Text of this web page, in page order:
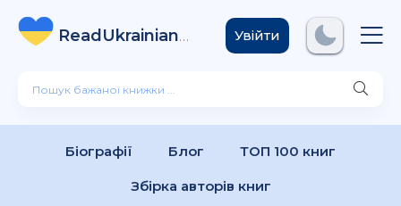
ReadUkrainian
Books .com
Увійти
Біографії Блог ТОП 100 книг
Збірка авторів книг